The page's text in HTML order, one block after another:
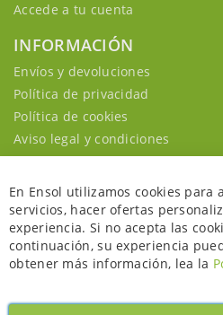
Accede a tu cuenta
INFORMACIÓN
Envíos y devoluciones
Política de privacidad
Política de cookies
Aviso legal y condiciones
En Ensol utilizamos cookies para
servicios, hacer ofertas
experiencia. Si no acepta las
continuación, su experiencia
obtener más información, lea la